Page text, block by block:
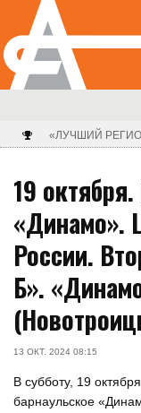
«ЛУЧШИЙ
19
«Динамо».
России.
Б».
13 ОКТ. 2024 08:15
В субботу, 19 октября
барнаульское